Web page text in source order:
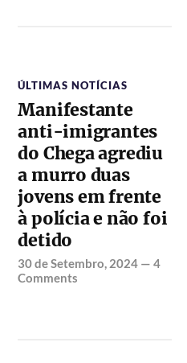
ÚLTIMAS NOTÍCIAS
Manifestante
anti-imigrantes
do Chega agrediu
a murro duas
jovens em frente
à polícia e não foi
detido
30 de Setembro, 2024 —4
Comments